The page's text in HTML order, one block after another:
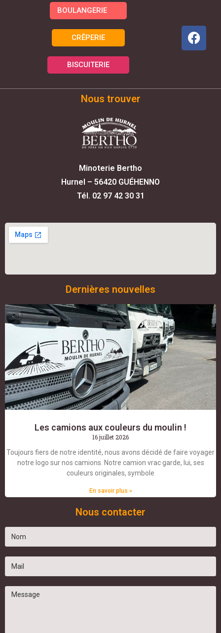
BOULANGERIE
CRÊPERIE
BISCUITERIE
Nous trouver
Minoterie Bertho
Hurnel – 56420 GUÉHENNO
Tél. 02 97 42 30 31
Dernières nouvelles
Les camions aux couleurs du moulin !
16 juillet 2026
Toujours fiers de notre identité, nous avons décidé de faire voyager
notre logo sur nos camions. Notre camion vrac garde, lui, ses
couleurs originales, symbole
En savoir plus »
Nous contacter